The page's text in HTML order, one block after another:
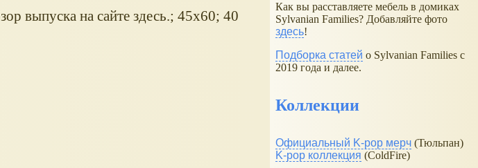
выпуска на сайте здесь.; 45х60; 40
Как вы расставляете мебель в домиках
Sylvanian Families? Добавляйте фото
здесь!
Подборка статей о Sylvanian Families с
2019 года и далее.
Коллекции
Официальный K-pop мерч (Тюльпан)
K-pop коллекция (ColdFire)